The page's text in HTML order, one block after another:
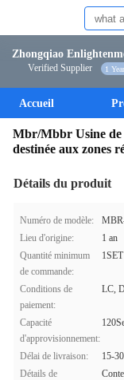
Zhongqiao
Verified Supplier 1
Accueil
Mbr/Mbbr Usine de
destinée aux zones
Détails du produit
Numéro de modèle:
Lieu d'origine:
1 an
Quantité minimum
de commande:
1SET
Conditions de
paiement:
LC,
Capacité
d'approvisionnement:
Délai de livraison:
15-
Détails de